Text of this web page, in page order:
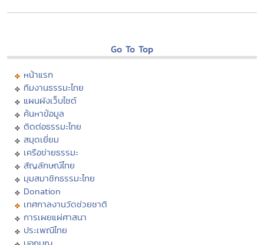
Go To Top
หน้าแรก
ทีมงานธรรมะไทย
แผนผังเว็บไซต์
ค้นหาข้อมูล
ติดต่อธรรมะไทย
สมุดเยี่ยม
เครือข่ายธรรมะ
สัญลักษณ์ไทย
มุมสมาชิกธรรมะไทย
Donation
เทศกาลงานวัดช่วยชาติ
การเผยแผ่ศาสนา
ประเพณีไทย